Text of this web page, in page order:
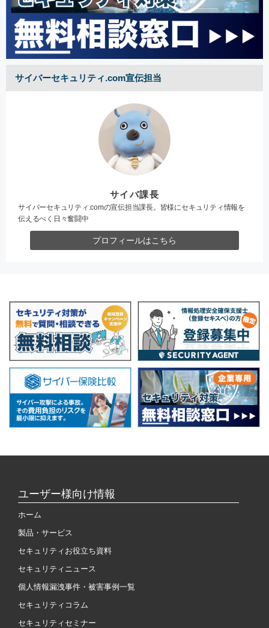
サイバーセキュリティ.com宣伝担当
サイバ課長
サイバーセキュリティ.comの宣伝担当課長。皆様にセキュリティ情報を
伝えるべく日々奮闘中
プロフィールはこちら
ユーザー様向け情報
ホーム
製品・サービス
セキュリティお役立ち資料
セキュリティニュース
個人情報漏洩事件・被害事例一覧
セキュリティコラム
セキュリティセミナー